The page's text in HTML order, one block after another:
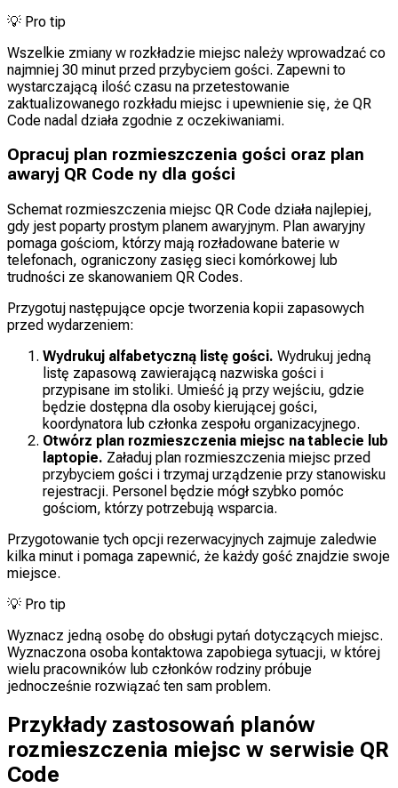
💡 Pro tip
Wszelkie zmiany w rozkładzie miejsc należy wprowadzać co
najmniej 30 minut przed przybyciem gości. Zapewni to
wystarczającą ilość czasu na przetestowanie
zaktualizowanego rozkładu miejsc i upewnienie się, że QR
Code nadal działa zgodnie z oczekiwaniami.
Opracuj plan rozmieszczenia gości oraz plan
awaryj QR Code ny dla gości
Schemat rozmieszczenia miejsc QR Code działa najlepiej,
gdy jest poparty prostym planem awaryjnym. Plan awaryjny
pomaga gościom, którzy mają rozładowane baterie w
telefonach, ograniczony zasięg sieci komórkowej lub
trudności ze skanowaniem QR Codes.
Przygotuj następujące opcje tworzenia kopii zapasowych
przed wydarzeniem:
Wydrukuj alfabetyczną listę gości. Wydrukuj jedną
listę zapasową zawierającą nazwiska gości i
przypisane im stoliki. Umieść ją przy wejściu, gdzie
będzie dostępna dla osoby kierującej gości,
koordynatora lub członka zespołu organizacyjnego.
Otwórz plan rozmieszczenia miejsc na tablecie lub
laptopie. Załaduj plan rozmieszczenia miejsc przed
przybyciem gości i trzymaj urządzenie przy stanowisku
rejestracji. Personel będzie mógł szybko pomóc
gościom, którzy potrzebują wsparcia.
Przygotowanie tych opcji rezerwacyjnych zajmuje zaledwie
kilka minut i pomaga zapewnić, że każdy gość znajdzie swoje
miejsce.
💡 Pro tip
Wyznacz jedną osobę do obsługi pytań dotyczących miejsc.
Wyznaczona osoba kontaktowa zapobiega sytuacji, w której
wielu pracowników lub członków rodziny próbuje
jednocześnie rozwiązać ten sam problem.
Przykłady zastosowań planów
rozmieszczenia miejsc w serwisie QR
Code